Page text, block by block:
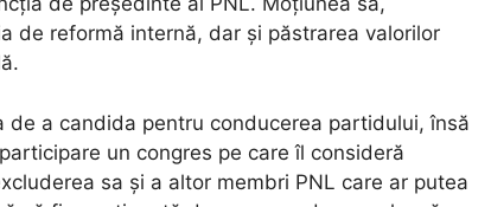
de reformă internă, dar și păstrarea valorilor
a candida pentru conducerea partidului, însă
un congres pe care îl consideră
sa și a altor membri PNL care ar putea